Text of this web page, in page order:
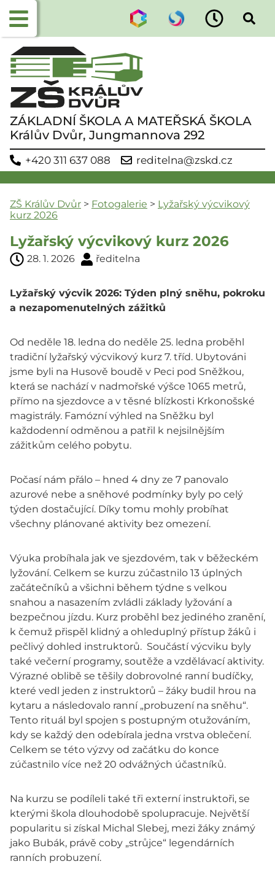
ZÁKLADNÍ ŠKOLA A MATEŘSKÁ ŠKOLA
Králův Dvůr, Jungmannova 292
+420 311 637 088 reditelna@zskd.cz
ZŠ Králův Dvůr > Fotogalerie > Lyžařský výcvikový
kurz 2026
Lyžařský výcvikový kurz 2026
28. 1. 2026 ředitelna
Lyžařský výcvik 2026: Týden plný sněhu, pokroku
a nezapomenutelných zážitků
Od neděle 18. ledna do neděle 25. ledna proběhl
tradiční lyžařský výcvikový kurz 7. tříd. Ubytováni
jsme byli na Husově boudě v Peci pod Sněžkou,
která se nachází v nadmořské výšce 1065 metrů,
přímo na sjezdovce a v těsné blízkosti Krkonošské
magistrály. Famózní výhled na Sněžku byl
každodenní odměnou a patřil k nejsilnějším
zážitkům celého pobytu.
Počasí nám přálo – hned 4 dny ze 7 panovalo
azurové nebe a sněhové podmínky byly po celý
týden dostačující. Díky tomu mohly probíhat
všechny plánované aktivity bez omezení.
Výuka probíhala jak ve sjezdovém, tak v běžeckém
lyžování. Celkem se kurzu zúčastnilo 13 úplných
začátečníků a všichni během týdne s velkou
snahou a nasazením zvládli základy lyžování a
bezpečnou jízdu. Kurz proběhl bez jediného zranění,
k čemuž přispěl klidný a ohleduplný přístup žáků i
pečlivý dohled instruktorů. Součástí výcviku byly
také večerní programy, soutěže a vzdělávací aktivity.
Výrazné oblibě se těšily dobrovolné ranní budíčky,
které vedl jeden z instruktorů – žáky budil hrou na
kytaru a následovalo ranní „probuzení na sněhu“.
Tento rituál byl spojen s postupným otužováním,
kdy se každý den odebírala jedna vrstva oblečení.
Celkem se této výzvy od začátku do konce
zúčastnilo více než 20 odvážných účastníků.
Na kurzu se podíleli také tři externí instruktoři, se
kterými škola dlouhodobě spolupracuje. Největší
popularitu si získal Michal Slebej, mezi žáky známý
jako Bubák, právě coby „strůjce“ legendárních
ranních probuzení.